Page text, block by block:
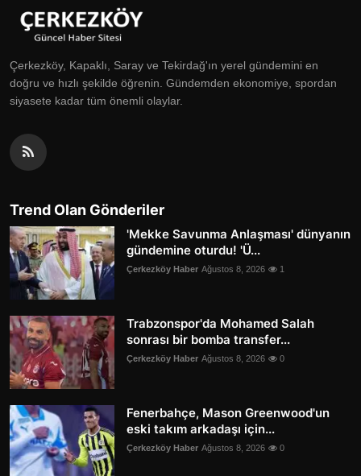
Çerkezköy, Kapaklı, Saray ve Tekirdağ'ın yerel gündemini en
doğru ve hızlı şekilde öğrenin. Gündemden ekonomiye, spordan
siyasete kadar tüm önemli olaylar.
Trend Olan Gönderiler
'Mekke Savunma Anlaşması' dünyanın
gündemine oturdu! 'Ü...
Çerkezköy Haber Ağustos 8, 2026 1
Trabzonspor'da Mohamed Salah
sonrası bir bomba transfer...
Çerkezköy Haber Ağustos 8, 2026 0
Fenerbahçe, Mason Greenwood'un
eski takım arkadaşı için...
Çerkezköy Haber Ağustos 8, 2026 0